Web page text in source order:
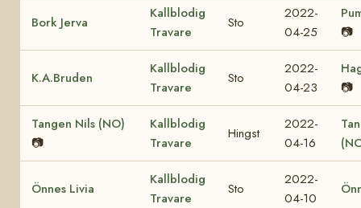
Bork Jerva
Kallblodig
Travare
Sto
2022-
04-25
📷
K.A.Bruden
Kallblodig
Travare
Sto
2022-
04-23
📷
Tangen Nils (NO)
📷
Kallblodig
Travare
Hingst
2022-
04-16
Önnes Livia
Kallblodig
Travare
Sto
2022-
04-10